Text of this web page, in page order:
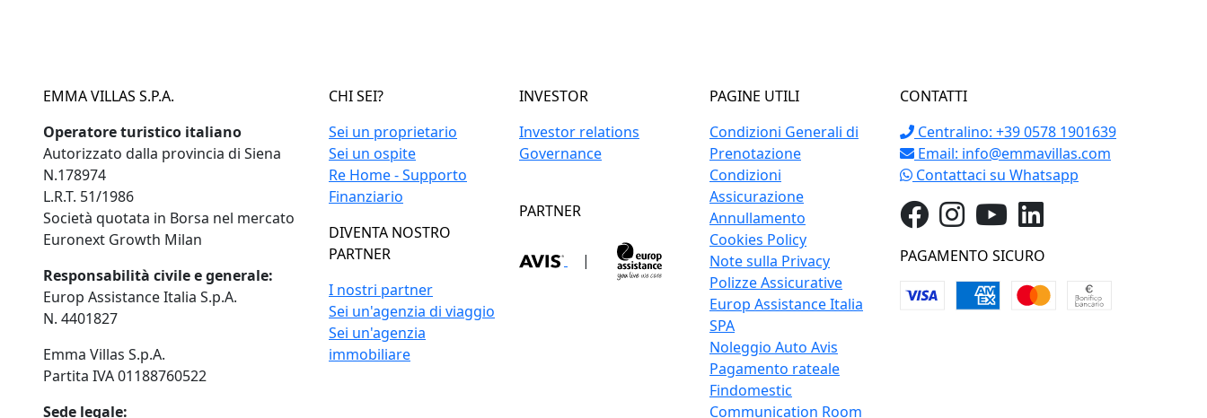
EMMA VILLAS S.P.A.
Operatore turistico italiano
Autorizzato dalla provincia di Siena
N.178974
L.R.T. 51/1986
Società quotata in Borsa nel mercato
Euronext Growth Milan
Responsabilità civile e generale:
Europ Assistance Italia S.p.A.
N. 4401827
Emma Villas S.p.A.
Partita IVA 01188760522
Sede legale:
CHI SEI?
Sei un proprietario
Sei un ospite
Re Home - Supporto
Finanziario
DIVENTA NOSTRO
PARTNER
I nostri partner
Sei un'agenzia di viaggio
Sei un'agenzia
immobiliare
INVESTOR
Investor relations
Governance
PARTNER
|
PAGINE UTILI
Condizioni Generali di
Prenotazione
Condizioni
Assicurazione
Annullamento
Cookies Policy
Note sulla Privacy
Polizze Assicurative
Europ Assistance Italia
SPA
Noleggio Auto Avis
Pagamento rateale
Findomestic
Communication Room
CONTATTI
Centralino: +39 0578 1901639
Email: info@emmavillas.com
Contattaci su Whatsapp
PAGAMENTO SICURO